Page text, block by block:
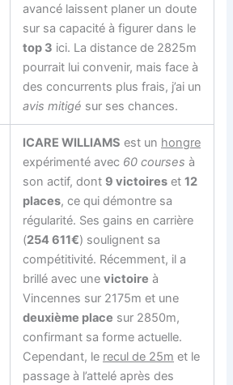
avancé laissent planer un doute
sur sa capacité à figurer dans le
top 3 ici. La distance de 2825m
pourrait lui convenir, mais face à
des concurrents plus frais, j’ai un
avis mitigé sur ses chances.
ICARE WILLIAMS est un hongre
expérimenté avec 60 courses à
son actif, dont 9 victoires et12
places, ce qui démontre sa
régularité. Ses gains en carrière
(254 611€) soulignent sa
compétitivité. Récemment, il a
brillé avec unevictoire à
Vincennes sur 2175m et une
deuxième place sur 2850m,
confirmant sa forme actuelle.
Cependant, le recul de 25m et le
passage à l’attelé après des